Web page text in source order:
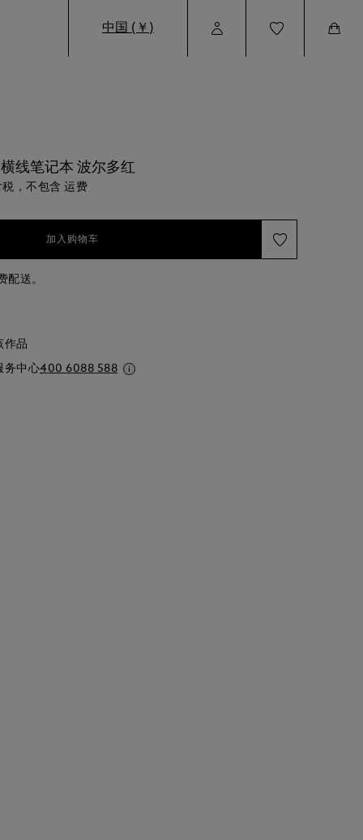
中国 (￥)
Profile
线笔记本 波尔多红
，不包含 运费
加入购物车
配送。
作品
务中心400 6088 588